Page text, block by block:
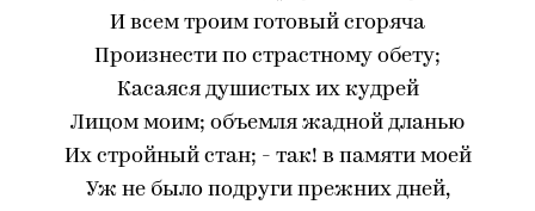
И всем троим готовый сгоряча
Произнести по страстному обету;
Касаяся душистых их кудрей
Лицом моим; объемля жадной дланью
Их стройный стан; - так! в памяти моей
Уж не было подруги прежних дней,